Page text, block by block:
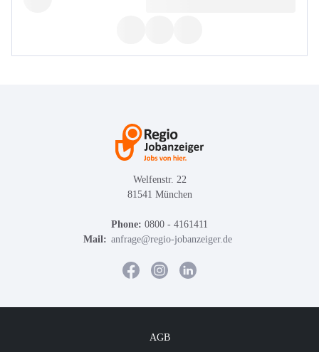
Welfenstr. 22
81541 München
Phone: 0800 - 4161411
Mail: anfrage@regio-jobanzeiger.de
AGB